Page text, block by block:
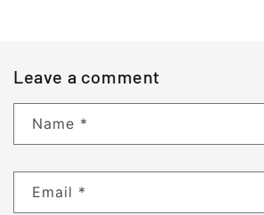
Leave a comment
Name *
Email *